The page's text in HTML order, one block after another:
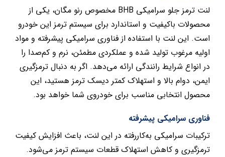
لنت ترمز جلو سرامیکی BHB مخصوص رنو مگان، یکی از
محصولات باکیفیت و استاندارد برای سیستم ترمز این خودرو
است. این لنت با استفاده از فناوری سرامیکی پیشرفته و مواد
اولیه مرغوب تولید شده و عملکردی مطمئن، نرم و کم‌صدا را
در انواع شرایط رانندگی ارائه می‌دهد. اگر به دنبال ترمزگیری
ایمن، دوام بالا و استهلاک کمتر دیسک ترمز هستید، این
محصول انتخابی مناسب برای خودروی شما خواهد بود.
فناوری سرامیکی پیشرفته
ترکیبات سرامیکی به‌کاررفته در این لنت، باعث افزایش کیفیت
ترمزگیری و کاهش استهلاک قطعات سیستم ترمز می‌شود.